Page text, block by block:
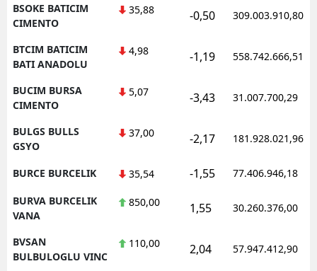
BSOKE BATICIM
CIMENTO
35,88 -0,50 309.003.910,80
BTCIM BATICIM
BATI ANADOLU
4,98 -1,19 558.742.666,51
BUCIM BURSA
CIMENTO
5,07 -3,43 31.007.700,29
BULGS BULLS
GSYO
37,00 -2,17 181.928.021,96
BURCE BURCELIK 35,54 -1,55 77.406.946,18
BURVA BURCELIK
VANA
850,00 1,55 30.260.376,00
BVSAN
BULBULOGLU VINC
110,00 2,04 57.947.412,90